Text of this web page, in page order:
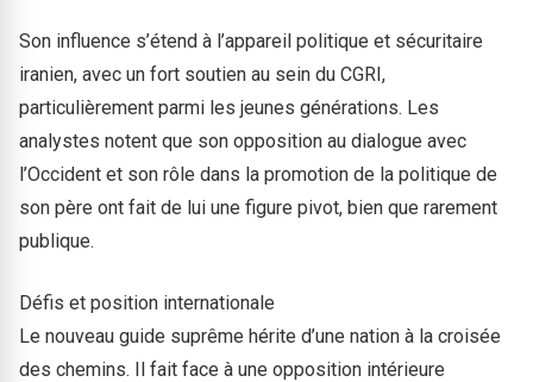
Son influence s’étend à l’appareil politique et sécuritaire
iranien, avec un fort soutien au sein du CGRI,
particulièrement parmi les jeunes générations. Les
analystes notent que son opposition au dialogue avec
l’Occident et son rôle dans la promotion de la politique de
son père ont fait de lui une figure pivot, bien que rarement
publique.
Défis et position internationale
Le nouveau guide suprême hérite d’une nation à la croisée
des chemins. Il fait face à une opposition intérieure